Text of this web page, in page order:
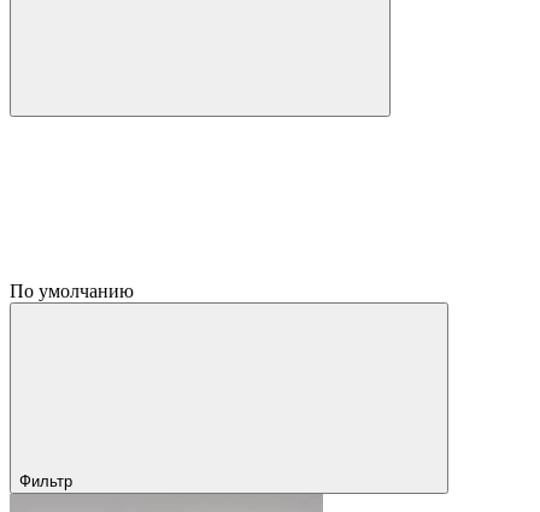
По умолчанию
Фильтр